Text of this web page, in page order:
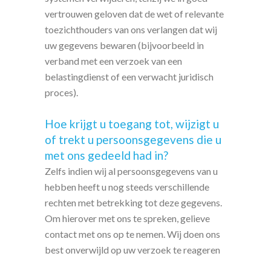
vertrouwen geloven dat de wet of relevante
toezichthouders van ons verlangen dat wij
uw gegevens bewaren (bijvoorbeeld in
verband met een verzoek van een
belastingdienst of een verwacht juridisch
proces).
Hoe krijgt u toegang tot, wijzigt u
of trekt u persoonsgegevens die u
met ons gedeeld had in?
Zelfs indien wij al persoonsgegevens van u
hebben heeft u nog steeds verschillende
rechten met betrekking tot deze gegevens.
Om hierover met ons te spreken, gelieve
contact met ons op te nemen. Wij doen ons
best onverwijld op uw verzoek te reageren